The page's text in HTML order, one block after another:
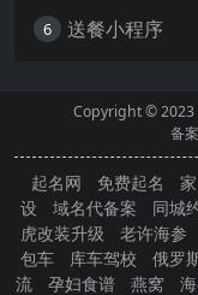
6 送餐小程序
Copyright © 2023
备
起名网 免费起名
设
域名代备案 同城
虎改装升级
老许海参
包车
库车驾校 俄罗
流
孕妇食谱 燕窝